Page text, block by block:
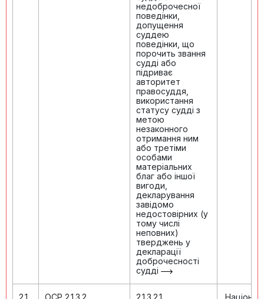
недоброчесної
поведінки,
допущення
суддею
поведінки, що
порочить звання
судді або
підриває
авторитет
правосуддя,
використання
статусу судді з
метою
незаконного
отримання ним
або третіми
особами
матеріальних
благ або іншої
вигоди,
декларування
завідомо
недостовірних (у
тому числі
неповних)
тверджень у
декларації
доброчесності
судді
2.1. ОСР 2.1.3.2 2.1.3.2.1.